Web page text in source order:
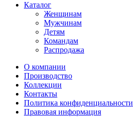
Каталог
Женщинам
Мужчинам
Детям
Командам
Распродажа
О компании
Производство
Коллекции
Контакты
Политика конфиденциальности
Правовая информация